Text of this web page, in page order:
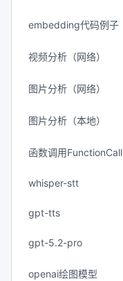
embedding代码例子
视频分析（网络）
图片分析（网络）
图片分析（本地）
函数调用FunctionCall
whisper-stt
gpt-tts
gpt-5.2-pro
openai绘图模型